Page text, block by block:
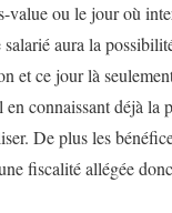
value ou le jour où
aura la
et ce jour là
connaissant déjà la
De plus les
fiscalité allégée